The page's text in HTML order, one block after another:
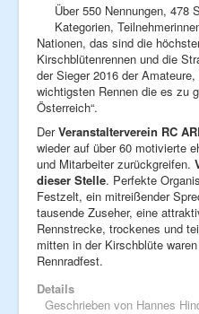
Über 550 Nennungen, 478
Kategorien,
Nationen, das sind die
Kirschblütenrennen und die
der Sieger 2016 der
wichtigsten Rennen die es zu
DerVeranstalterverein RC
wieder auf über 60 motivierte
und Mitarbeiter zurückgreifen.
dieser Stelle. Perfekte
Festzelt, ein mitreißender
tausende Zuseher, eine
Rennstrecke, trockenes und
mitten in der Kirschblüte
Rennradfest.
Details
Geschrieben von Hannes